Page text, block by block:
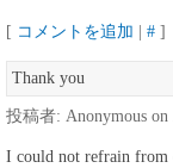
[ コメントを追加 # ]
Thank you
投稿者: Anonymous
I could not refrain from